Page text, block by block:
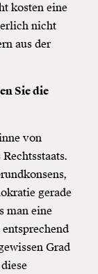
kosten eine
nicht
aus der
Sie die
von
gerade
man eine
Grad